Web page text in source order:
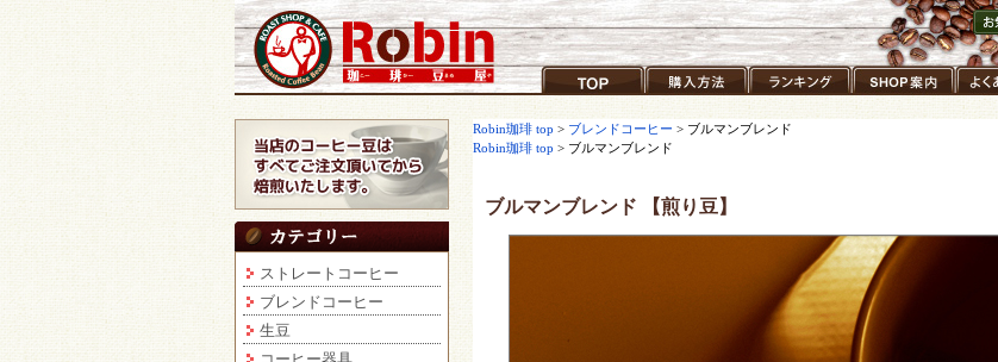
コーヒー豆通販ショップ ロビンコ
ーヒー
お
録
TOP 購入方法 ランキング ショップ案内 よく
ストレートコーヒー
ブレンドコーヒー
生豆
Robin珈琲 top > ブレンドコーヒー > ブルマンブレンド
Robin珈琲 top > ブルマンブレンド
ブルマンブレンド 【煎り豆】